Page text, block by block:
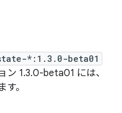
*:1.3.0-beta01
ン 1.3.0-beta01 には、
。